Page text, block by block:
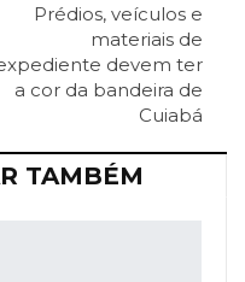
Telegram
Viber O email
Prédios, veículos e
materiais de
devem ter
a cor da bandeira de
Cuiabá
TAMBÉM